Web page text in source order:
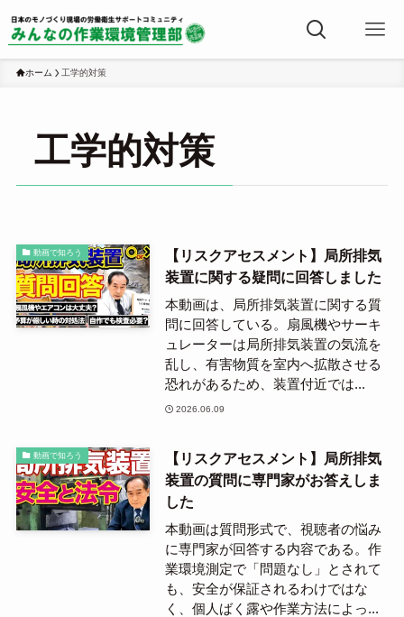
ホーム 工学的対策
工学的対策
動画で知ろう
【リスクアセスメント】局所排気
装置に関する疑問に回答しました
本動画は、局所排気装置に関する質
問に回答している。扇風機やサーキ
ュレーターは局所排気装置の気流を
乱し、有害物質を室内へ拡散させる
恐れがあるため、装置付近では...
2026.06.09
動画で知ろう
【リスクアセスメント】局所排気
装置の質問に専門家がお答えしま
した
本動画は質問形式で、視聴者の悩み
に専門家が回答する内容である。作
業環境測定で「問題なし」とされて
も、安全が保証されるわけではな
く、個人ばく露や作業方法によっ...